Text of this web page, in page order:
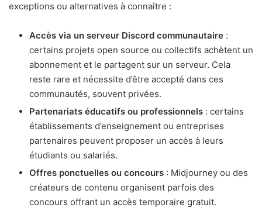
exceptions ou alternatives à connaître :
Accès via un serveur Discord communautaire :
certains projets open source ou collectifs achètent un
abonnement et le partagent sur un serveur. Cela
reste rare et nécessite d’être accepté dans ces
communautés, souvent privées.
Partenariats éducatifs ou professionnels : certains
établissements d’enseignement ou entreprises
partenaires peuvent proposer un accès à leurs
étudiants ou salariés.
Offres ponctuelles ou concours : Midjourney ou des
créateurs de contenu organisent parfois des
concours offrant un accès temporaire gratuit.